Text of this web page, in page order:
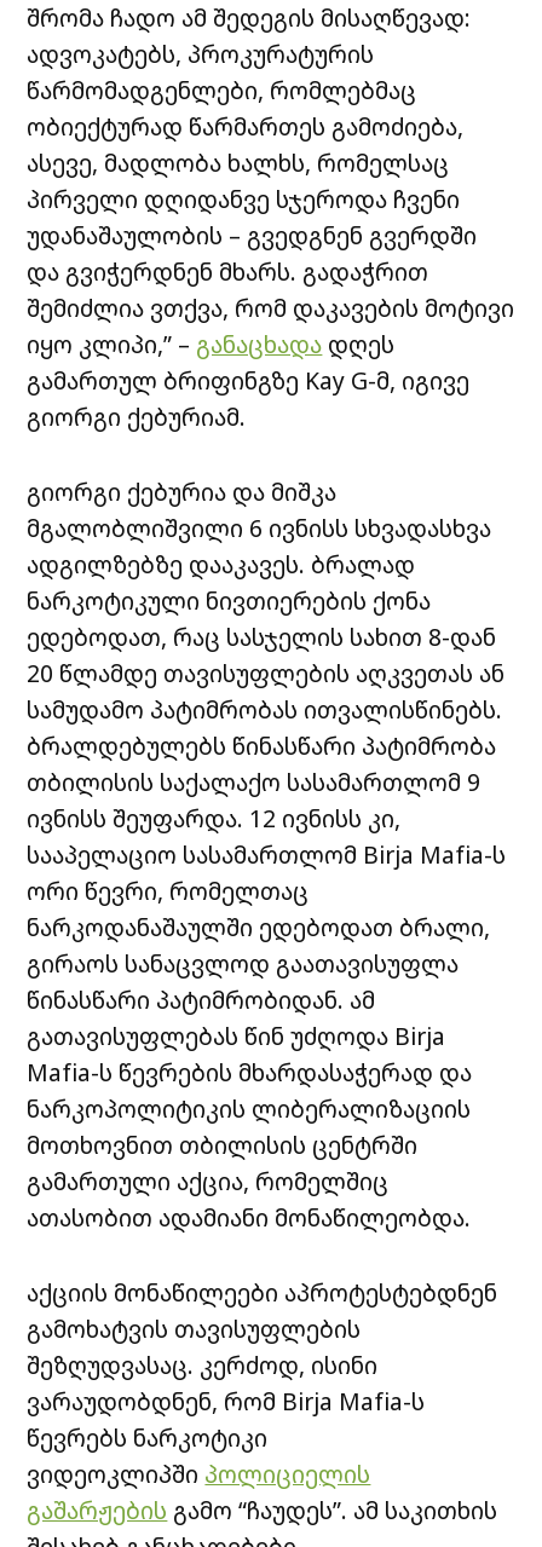
შრომა ჩადო ამ შედეგის მისაღწევად:
ადვოკატებს, პროკურატურის
წარმომადგენლები, რომლებმაც
ობიექტურად წარმართეს გამოძიება,
ასევე, მადლობა ხალხს, რომელსაც
პირველი დღიდანვე სჯეროდა ჩვენი
უდანაშაულობის – გვედგნენ გვერდში
და გვიჭერდნენ მხარს. გადაჭრით
შემიძლია ვთქვა, რომ დაკავების მოტივი
იყო კლიპი,” – განაცხადა დღეს
გამართულ ბრიფინგზე Kay G-მ, იგივე
გიორგი ქებურიამ.
გიორგი ქებურია და მიშკა
მგალობლიშვილი 6 ივნისს სხვადასხვა
ადგილზებზე დააკავეს. ბრალად
ნარკოტიკული ნივთიერების ქონა
ედებოდათ, რაც სასჯელის სახით 8-დან
20 წლამდე თავისუფლების აღკვეთას ან
სამუდამო პატიმრობას ითვალისწინებს.
ბრალდებულებს წინასწარი პატიმრობა
თბილისის საქალაქო სასამართლომ 9
ივნისს შეუფარდა. 12 ივნისს კი,
სააპელაციო სასამართლომ Birja Mafia-ს
ორი წევრი, რომელთაც
ნარკოდანაშაულში ედებოდათ ბრალი,
გირაოს სანაცვლოდ გაათავისუფლა
წინასწარი პატიმრობიდან. ამ
გათავისუფლებას წინ უძღოდა Birja
Mafia-ს წევრების მხარდასაჭერად და
ნარკოპოლიტიკის ლიბერალიზაციის
მოთხოვნით თბილისის ცენტრში
გამართული აქცია, რომელშიც
ათასობით ადამიანი მონაწილეობდა.
აქციის მონაწილეები აპროტესტებდნენ
გამოხატვის თავისუფლების
შეზღუდვასაც. კერძოდ, ისინი
ვარაუდობდნენ, რომ Birja Mafia-ს
წევრებს ნარკოტიკი
ვიდეოკლიპში პოლიციელის
გაშარჟების გამო “ჩაუდეს”. ამ საკითხის